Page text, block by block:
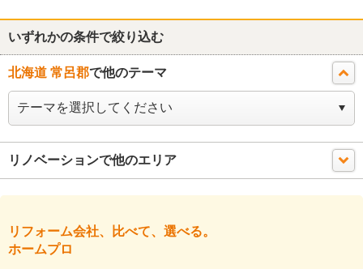
いずれかの条件で絞り込む
北海道 常呂郡で他のテーマ
リノベーションで他のエリア
リフォーム会社、比べて、選べる。
ホームプロ